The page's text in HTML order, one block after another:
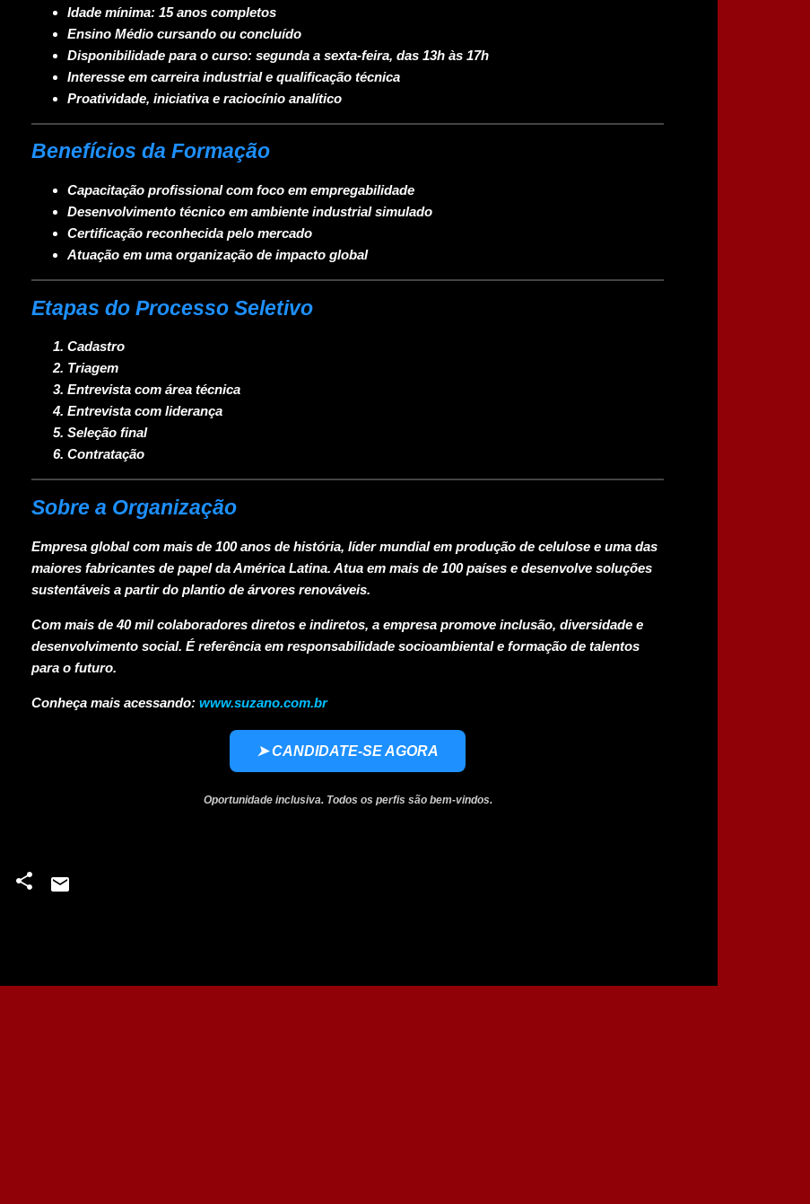
Idade mínima: 15 anos completos
Ensino Médio cursando ou concluído
Disponibilidade para o curso: segunda a sexta-feira, das 13h às 17h
Interesse em carreira industrial e qualificação técnica
Proatividade, iniciativa e raciocínio analítico
Benefícios da Formação
Capacitação profissional com foco em empregabilidade
Desenvolvimento técnico em ambiente industrial simulado
Certificação reconhecida pelo mercado
Atuação em uma organização de impacto global
Etapas do Processo Seletivo
Cadastro
Triagem
Entrevista com área técnica
Entrevista com liderança
Seleção final
Contratação
Sobre a Organização
Empresa global com mais de 100 anos de história, líder mundial em produção de celulose e uma das
maiores fabricantes de papel da América Latina. Atua em mais de 100 países e desenvolve soluções
sustentáveis a partir do plantio de árvores renováveis.
Com mais de 40 mil colaboradores diretos e indiretos, a empresa promove inclusão, diversidade e
desenvolvimento social. É referência em responsabilidade socioambiental e formação de talentos
para o futuro.
Conheça mais acessando: www.suzano.com.br
➤ CANDIDATE-SE AGORA
Oportunidade inclusiva. Todos os perfis são bem-vindos.